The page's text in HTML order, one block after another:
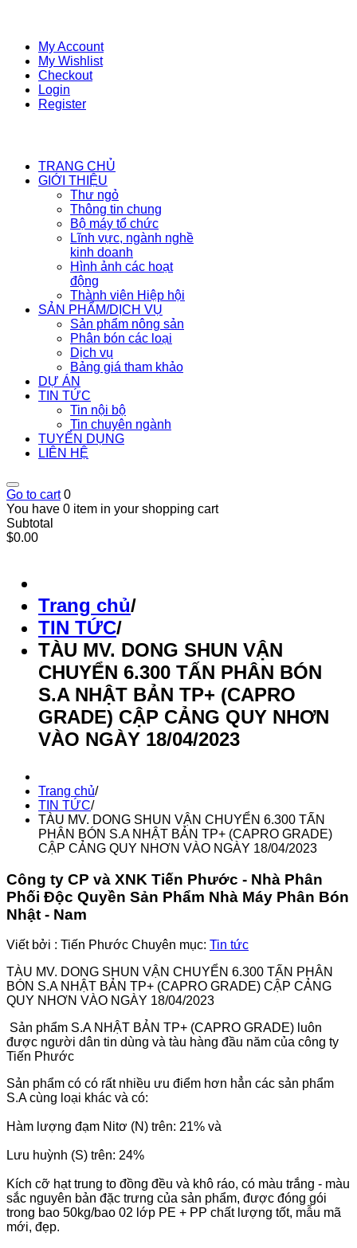
My Account
My Wishlist
Checkout
Login
Register
TRANG CHỦ
GIỚI THIỆU
Thư ngỏ
Thông tin chung
Bộ máy tổ chức
Lĩnh vực, ngành nghề
kinh doanh
Hình ảnh các hoạt
động
Thành viên Hiệp hội
SẢN PHẨM/DỊCH VỤ
Sản phẩm nông sản
Phân bón các loại
Dịch vụ
Bảng giá tham khảo
DỰ ÁN
TIN TỨC
Tin nội bộ
Tin chuyên ngành
TUYỂN DỤNG
LIÊN HỆ
Go to cart 0
You have 0 item in your shopping cart
Subtotal
$0.00
Trang chủ/
TIN TỨC/
TÀU MV. DONG SHUN VẬN
CHUYỂN 6.300 TẤN PHÂN BÓN
S.A NHẬT BẢN TP+ (CAPRO
GRADE) CẬP CẢNG QUY NHƠN
VÀO NGÀY 18/04/2023
Trang chủ/
TIN TỨC/
TÀU MV. DONG SHUN VẬN CHUYỂN 6.300 TẤN
PHÂN BÓN S.A NHẬT BẢN TP+ (CAPRO GRADE)
CẬP CẢNG QUY NHƠN VÀO NGÀY 18/04/2023
Công ty CP và XNK Tiến Phước - Nhà Phân
Phối Độc Quyền Sản Phẩm Nhà Máy Phân Bón
Nhật - Nam
Viết bởi : Tiến Phước Chuyên mục: Tin tức
TÀU MV. DONG SHUN VẬN CHUYỂN 6.300 TẤN PHÂN
BÓN S.A NHẬT BẢN TP+ (CAPRO GRADE) CẬP CẢNG
QUY NHƠN VÀO NGÀY 18/04/2023
Sản phẩm S.A NHẬT BẢN TP+ (CAPRO GRADE) luôn
được người dân tin dùng và tàu hàng đầu năm của công ty
Tiến Phước
Sản phẩm có có rất nhiều ưu điểm hơn hẳn các sản phẩm
S.A cùng loại khác và có:
Hàm lượng đạm Nitơ (N) trên: 21% và
Lưu huỳnh (S) trên: 24%
Kích cỡ hạt trung to đồng đều và khô ráo, có màu trắng - màu
sắc nguyên bản đặc trưng của sản phẩm, được đóng gói
trong bao 50kg/bao 02 lớp PE + PP chất lượng tốt, mẫu mã
mới, đẹp.